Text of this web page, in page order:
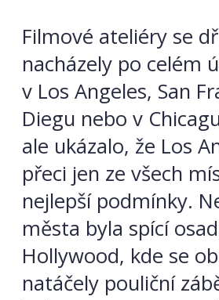
Filmové ateliéry se
nacházely po celém
v Los Angeles, San
Diegu nebo v
ale ukázalo, že Los
přeci jen ze všech
nejlepší podmínky.
města byla spící
Hollywood, kde se
natáčely pouliční